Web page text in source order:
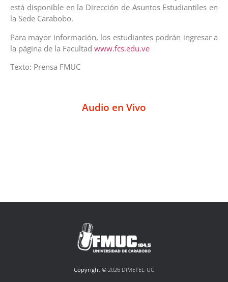
está disponible en la Dirección de Asuntos Estudiantiles en
la Sede Carabobo.
Para mayor información, los estudiantes podrán ingresar a
la página de la Facultad www.fcs.edu.ve
Texto: Prensa FMUC
Audio en Vivo
Copyright © 2026 DIMETEL-UC